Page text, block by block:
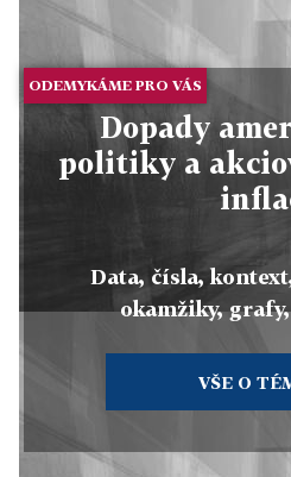
ODEMYKÁME PRO VÁS
Dopady
politiky a
Data, čísla,
okamžiky,
VŠE O